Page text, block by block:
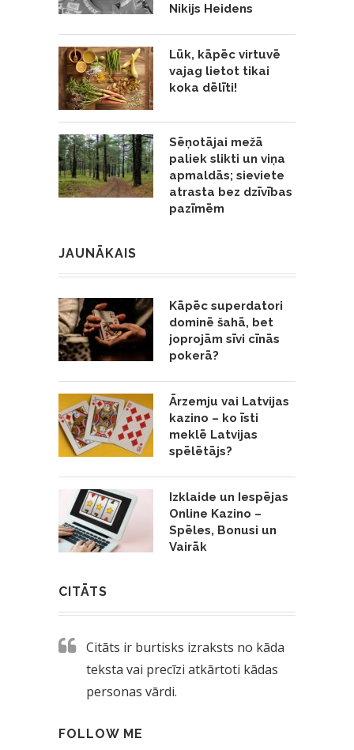
Nikijs Heidens
Lūk, kāpēc virtuvē
vajag lietot tikai
koka dēlīti!
Sēņotājai mežā
paliek slikti un viņa
apmaldās; sieviete
atrasta bez dzīvības
pazīmēm
JAUNĀKAIS
Kāpēc superdatori
dominē šahā, bet
joprojām sīvi cīnās
pokerā?
Ārzemju vai Latvijas
kazino – ko īsti
meklē Latvijas
spēlētājs?
Izklaide un Iespējas
Online Kazino –
Spēles, Bonusi un
Vairāk
CITĀTS
Citāts ir burtisks izraksts no kāda
teksta vai precīzi atkārtoti kādas
personas vārdi.
FOLLOW ME